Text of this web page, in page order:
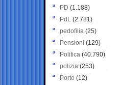
PD (1.188)
PdL (2.781)
pedofilia (25)
Pensioni (129)
Politica (40.790)
polizia (253)
Porto (12)